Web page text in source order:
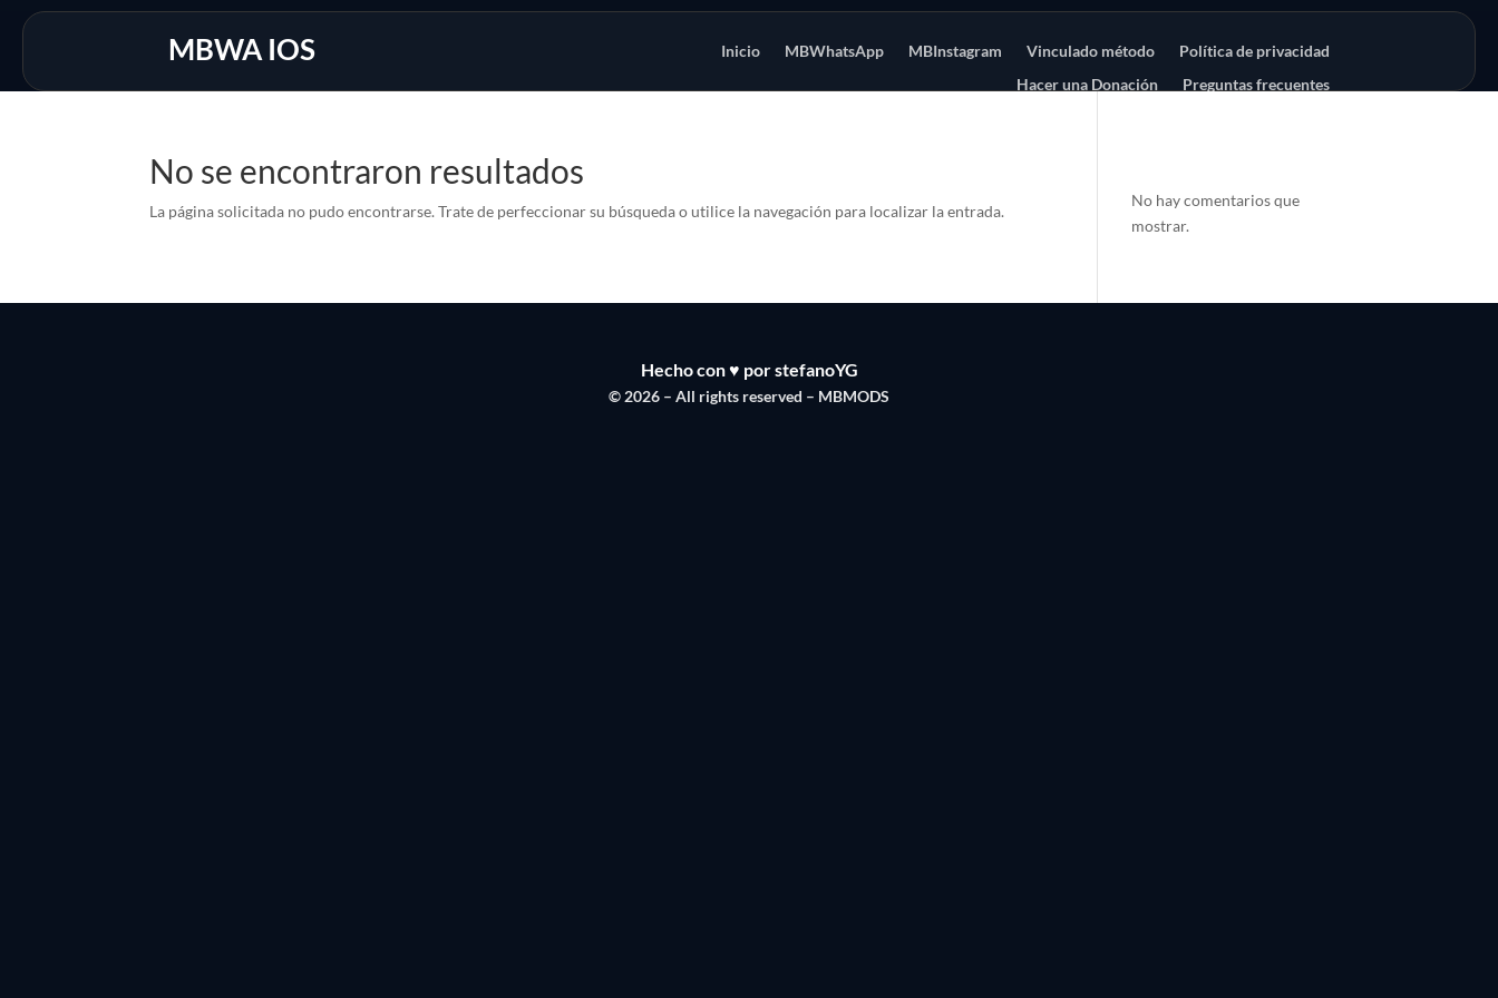
MBWA IOS Inicio MBWhatsApp MBInstagram Vinculado método
Política de privacidad
Hacer una Donación
Preguntas frecuentes
No se encontraron resultados
La página solicitada no pudo encontrarse. Trate de perfeccionar su búsqueda o utilice la navegación para localizar la entrada.
No hay comentarios que
mostrar.
Hecho con ♥ por stefanoYG
© 2026 – All rights reserved – MBMODS